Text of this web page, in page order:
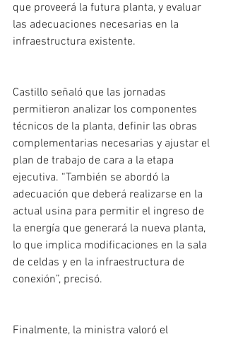
que proveerá la futura planta, y evaluar
las adecuaciones necesarias en la
infraestructura existente.
Castillo señaló que las jornadas
permitieron analizar los componentes
técnicos de la planta, definir las obras
complementarias necesarias y ajustar el
plan de trabajo de cara a la etapa
ejecutiva. “También se abordó la
adecuación que deberá realizarse en la
actual usina para permitir el ingreso de
la energía que generará la nueva planta,
lo que implica modificaciones en la sala
de celdas y en la infraestructura de
conexión”, precisó.
Finalmente, la ministra valoró el